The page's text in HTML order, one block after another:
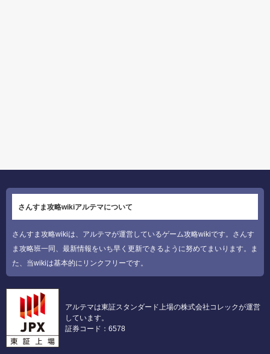
さんすま攻略wikiアルテマについて
さんすま攻略wikiは、アルテマが運営しているゲーム攻略wikiです。さんす
ま攻略班一同、最新情報をいち早く更新できるように努めてまいります。ま
た、当wikiは基本的にリンクフリーです。
アルテマは東証スタンダード上場の株式会社コレックが運営
しています。
証券コード：6578